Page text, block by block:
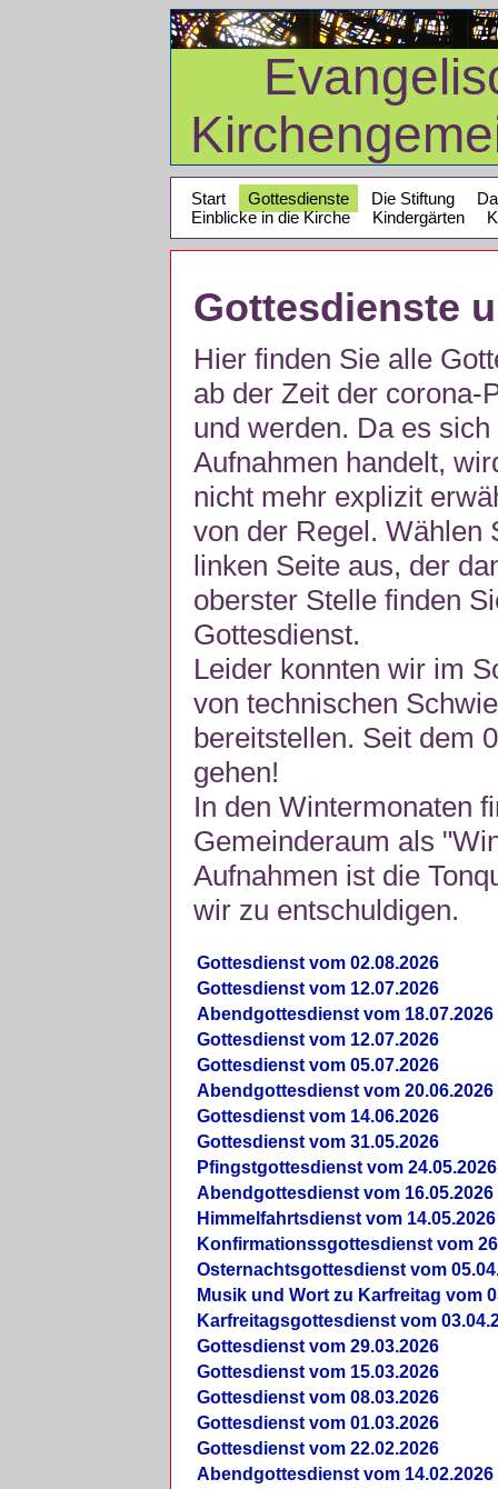
Start Gottesdienste Die Stiftung
Einblicke in die Kirche
Kindergärten
Gottesdienste
Hier finden Sie alle
ab der Zeit der corona-
und werden. Da es
Aufnahmen handelt,
nicht mehr explizit
von der Regel. Wählen
linken Seite aus, der
oberster Stelle finden
Gottesdienst.
Leider konnten wir im
von technischen
bereitstellen. Seit dem
gehen!
In den Wintermonaten
Gemeinderaum als
Aufnahmen ist die
wir zu entschuldigen.
Gottesdienst vom 02.08.2026
Gottesdienst vom 12.07.2026
Abendgottesdienst vom 18.07.2026
Gottesdienst vom 12.07.2026
Gottesdienst vom 05.07.2026
Abendgottesdienst vom 20.06.2026
Gottesdienst vom 14.06.2026
Gottesdienst vom 31.05.2026
Pfingstgottesdienst vom 24.05.2026
Abendgottesdienst vom 16.05.2026
Himmelfahrtsdienst vom 14.05.2026
Konfirmationssgottesdienst vom
Osternachtsgottesdienst vom
Musik und Wort zu Karfreitag vom
Karfreitagsgottesdienst vom
Gottesdienst vom 29.03.2026
Gottesdienst vom 15.03.2026
Gottesdienst vom 08.03.2026
Gottesdienst vom 01.03.2026
Gottesdienst vom 22.02.2026
Abendgottesdienst vom 14.02.2026